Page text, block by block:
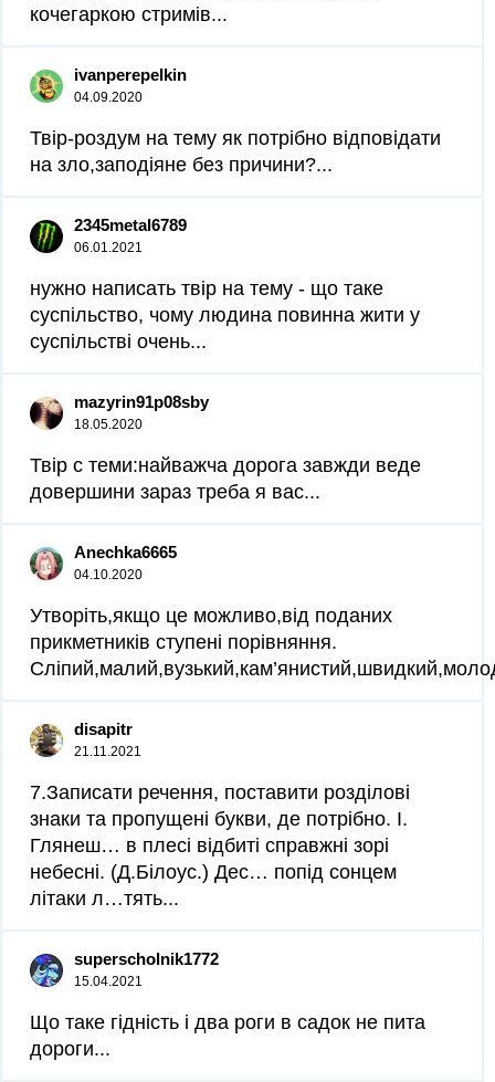
кочегаркою стримів...
ivanperepelkin
04.09.2020
Твір-роздум на тему як потрібно відповідати
на зло,заподіяне без причини?...
2345metal6789
06.01.2021
нужно написать твір на тему - що таке
суспільство, чому людина повинна жити у
суспільстві очень...
mazyrin91p08sby
18.05.2020
Твір с теми:найважча дорога завжди веде
довершини зараз треба я вас...
Anechka6665
04.10.2020
Утворіть,якщо це можливо,від поданих
прикметників ступені порівняння.
disapitr
21.11.2021
7.Записати речення, поставити розділові
знаки та пропущені букви, де потрібно. І.
Глянеш… в плесі відбиті справжні зорі
небесні. (Д.Білоус.) Дес… попід сонцем
літаки л…тять...
superscholnik1772
15.04.2021
Що таке гідність і два роги в садок не пита
дороги...